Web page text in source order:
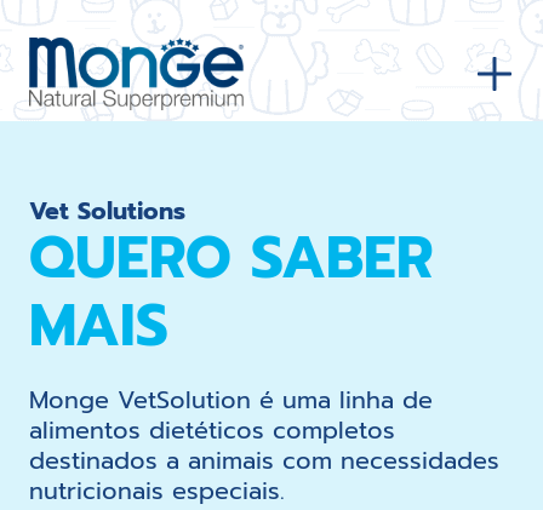
Vet Solutions
QUERO SABER
MAIS
Monge VetSolution é uma linha de
alimentos dietéticos completos
destinados a animais com necessidades
nutricionais especiais.